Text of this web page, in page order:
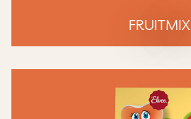
FRUITMIX